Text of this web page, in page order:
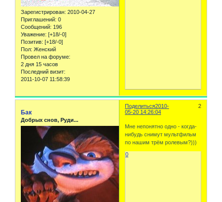
Зарегистрирован: 2010-04-27
Приглашений: 0
Сообщений: 196
Уважение: [+18/-0]
Позитив: [+18/-0]
Пол: Женский
Провел на форуме:
2 дня 15 часов
Последний визит:
2011-10-07 11:58:39
Поделиться 2
2010-
05-20 14:26:04
Бак
Добрых снов, Руди...
Мне непонятно одно - когда-
нибудь снимут мультфильм
по нашим трём ролевым?)))
0